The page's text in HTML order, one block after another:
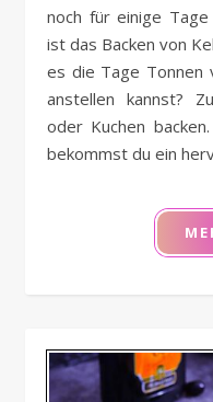
noch für einige
ist das Backen von
es die Tage Tonnen
anstellen kannst?
oder Kuchen
bekommst du ein